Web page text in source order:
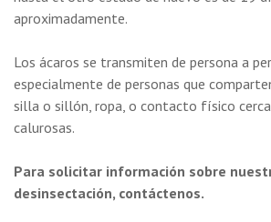
aproximadamente.
Los ácaros se transmiten de persona a
especialmente de personas que
silla o sillón, ropa, o contacto físico
calurosas.
Para solicitar información sobre
desinsectación, contáctenos.